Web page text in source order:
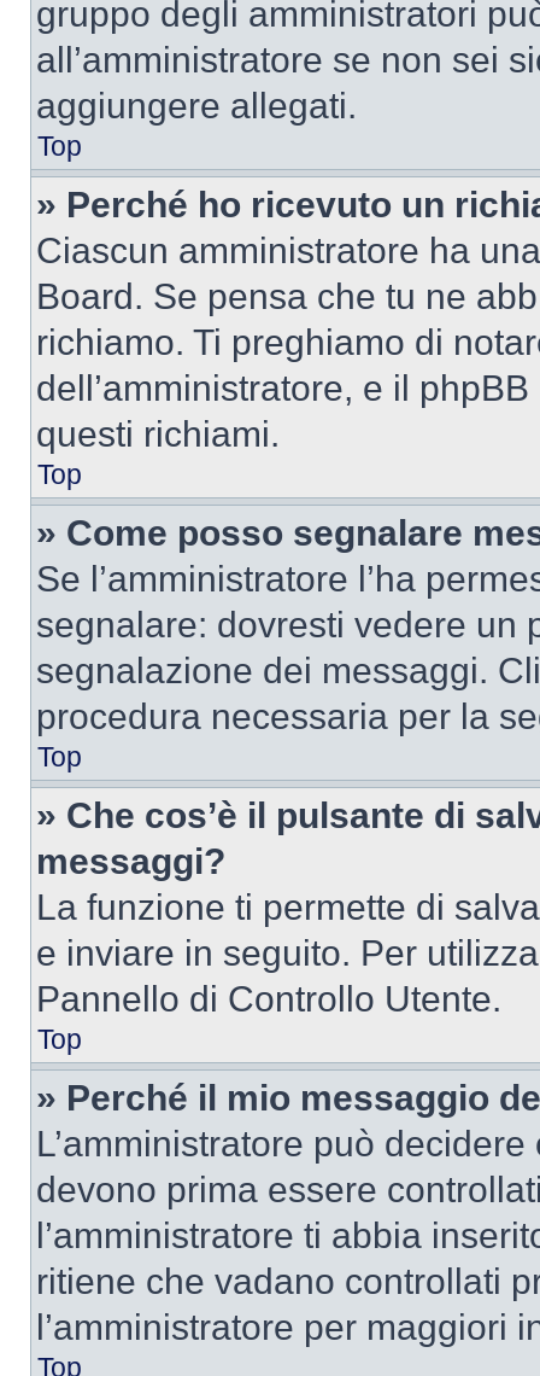
gruppo degli amministratori
all’amministratore se non sei
aggiungere allegati.
Top
» Perché ho ricevuto un
Ciascun amministratore ha
Board. Se pensa che tu ne
richiamo. Ti preghiamo di
dell’amministratore, e il
questi richiami.
Top
» Come posso segnalare
Se l’amministratore l’ha
segnalare: dovresti vedere un
segnalazione dei messaggi.
procedura necessaria per la
Top
» Che cos’è il pulsante di
messaggi?
La funzione ti permette di
e inviare in seguito. Per
Pannello di Controllo Utente.
Top
» Perché il mio messaggio
L’amministratore può
devono prima essere
l’amministratore ti abbia
ritiene che vadano controllati
l’amministratore per maggiori
Top